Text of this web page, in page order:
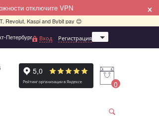
отключите VPN ×
Revolut, Kaspi and Bybit pay 😊
Петербург Вход Регистрация
0